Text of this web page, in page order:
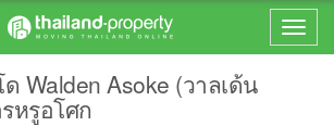
Walden Asoke (วาลเด้น
หรูอโศก